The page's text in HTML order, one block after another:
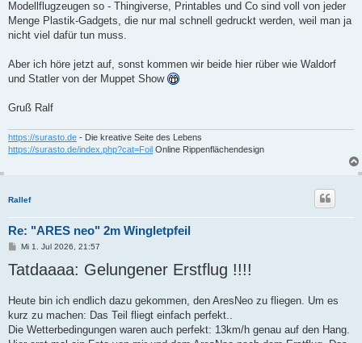
Modellflugzeugen so - Thingiverse, Printables und Co sind voll von jeder
Menge Plastik-Gadgets, die nur mal schnell gedruckt werden, weil man ja
nicht viel dafür tun muss.
Aber ich höre jetzt auf, sonst kommen wir beide hier rüber wie Waldorf
und Statler von der Muppet Show
Gruß Ralf
https://surasto.de - Die kreative Seite des Lebens
https://surasto.de/index.php?cat=Foil Online Rippenflächendesign
Rallef
Re: "ARES neo" 2m Wingletpfeil
B
i
t
g
Mi 1. Jul 2026, 21:57
Tatdaaaa: Gelungener Erstflug !!!!
Heute bin ich endlich dazu gekommen, den AresNeo zu fliegen. Um es
kurz zu machen: Das Teil fliegt einfach perfekt..
Die Wetterbedingungen waren auch perfekt: 13km/h genau auf den Hang.